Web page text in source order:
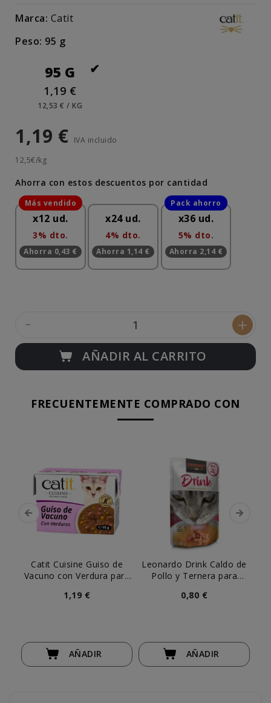
Marca: Catit
Peso: 95 g
95 G
1,19 €
12,53 € / KG
1,19 € IVA incluido
12,5€/kg
Ahorra con estos descuentos por cantidad
x12 ud.
3% dto.
Ahorra 0,43 €
x24 ud.
4% dto.
Ahorra 1,14 €
x36 ud.
5% dto.
Ahorra 2,14 €
- +
AÑADIR AL CARRITO
FRECUENTEMENTE COMPRADO CON
Catit Cuisine Guiso de
Vacuno con Verdura para
1,19 €
AÑADIR
Leonardo Drink Caldo de
Pollo y Ternera para
0,80 €
AÑADIR